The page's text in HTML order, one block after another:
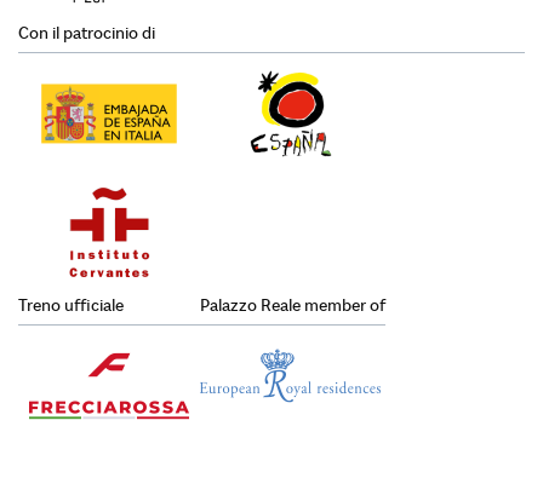
Con il patrocinio di
Treno ufficiale Palazzo Reale member of